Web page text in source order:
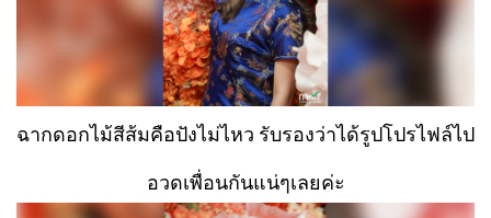
ฉาก ดอกไม้สีส้มคือปังไม่ไหว รับรองว่าได้รูปโปรไฟล์ไป
อวดเพื่อนกันแน่ๆเลยค่ะ